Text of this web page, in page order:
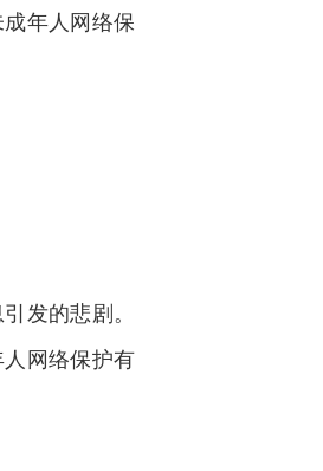
年人网络保
发的悲剧。
网络保护有